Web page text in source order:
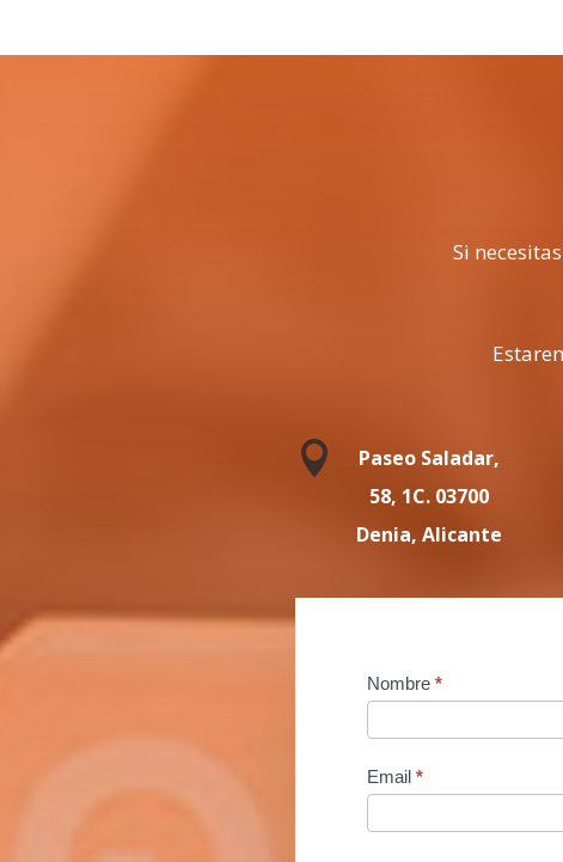
Si

Paseo Saladar,
58, 1C. 03700
Denia, Alicante
Contact
Us
Nombre *
Email *